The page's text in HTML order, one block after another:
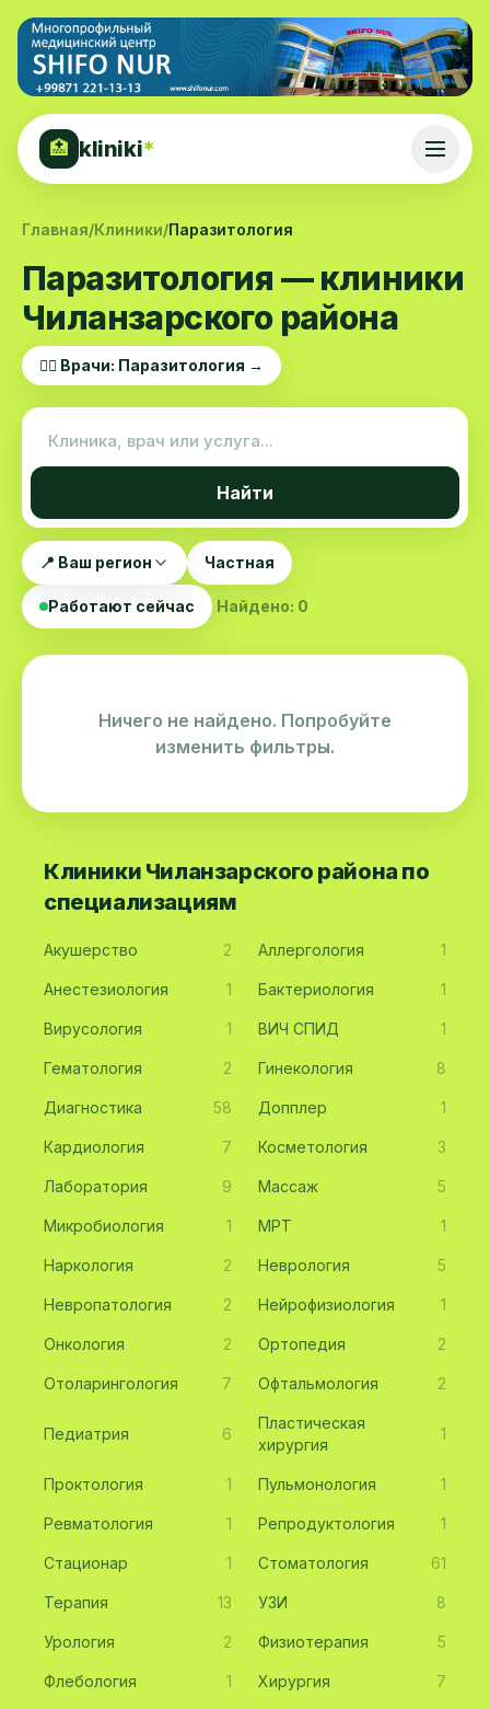
🏥 kliniki*
Главная/Клиники/Паразитология
Паразитология — клиники
Чиланзарского района
👨‍⚕️ Врачи: Паразитология →
Найти
📍 Ваш регион Частная
Работают сейчас Найдено: 0
Ничего не найдено. Попробуйте
изменить фильтры.
Клиники Чиланзарского района по
специализациям
Акушерство 2 Аллергология 1
Анестезиология 1 Бактериология 1
Вирусология 1 ВИЧ СПИД 1
Гематология 2 Гинекология 8
Диагностика 58 Допплер 1
Кардиология 7 Косметология 3
Лаборатория 9 Массаж 5
Микробиология 1 МРТ 1
Наркология 2 Неврология 5
Невропатология 2 Нейрофизиология 1
Онкология 2 Ортопедия 2
Отоларингология 7 Офтальмология 2
Педиатрия 6
Пластическая
хирургия
1
Проктология 1 Пульмонология 1
Ревматология 1 Репродуктология 1
Стационар 1 Стоматология 61
Терапия 13 УЗИ 8
Урология 2 Физиотерапия 5
Флебология 1 Хирургия 7